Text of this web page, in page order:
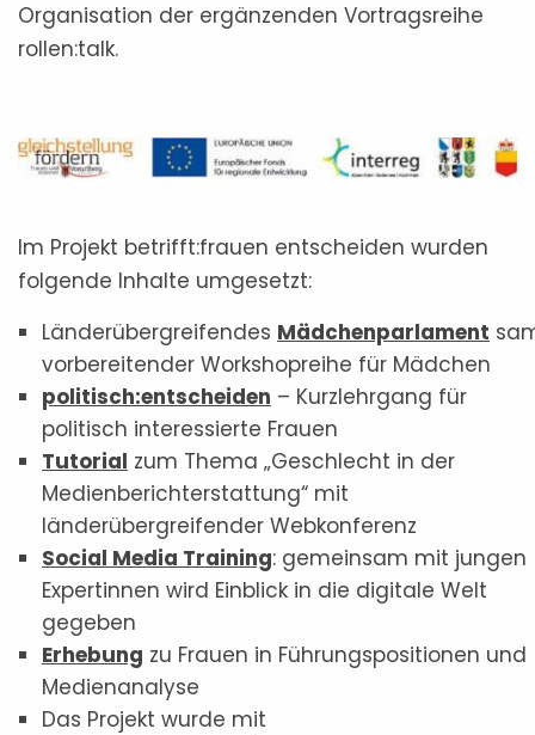
Organisation der ergänzenden Vortragsreihe
rollen:talk.
Im Projekt betrifft:frauen entscheiden wurden
folgende Inhalte umgesetzt:
Länderübergreifendes Mädchenparlament
vorbereitender Workshopreihe für Mädchen
politisch:entscheiden – Kurzlehrgang für
politisch interessierte Frauen
Tutorial zum Thema „Geschlecht in der
Medienberichterstattung“ mit
länderübergreifender Webkonferenz
Social Media Training: gemeinsam mit jungen
Expertinnen wird Einblick in die digitale Welt
gegeben
Erhebung zu Frauen in Führungspositionen und
Medienanalyse
Das Projekt wurde mit